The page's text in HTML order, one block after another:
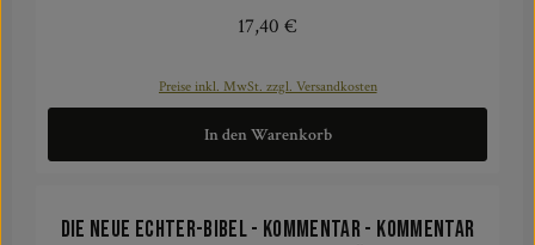
Regulärer Preis:
17,40 €
Preise inkl. MwSt. zzgl. Versandkosten
In den Warenkorb
Die Neue Echter-Bibel - Kommentar - Kommentar